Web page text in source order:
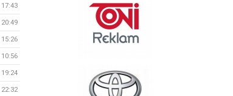
17:43
20:49
15:26
10:56
19:24
22:32